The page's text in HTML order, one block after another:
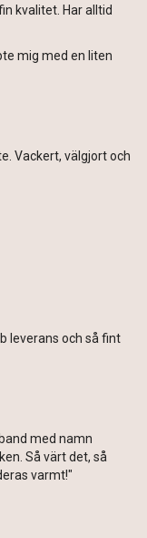
kvalitet. Har alltid
mig med en liten
Vackert, välgjort och
leverans och så fint
med namn
Så värt det, så
varmt!"